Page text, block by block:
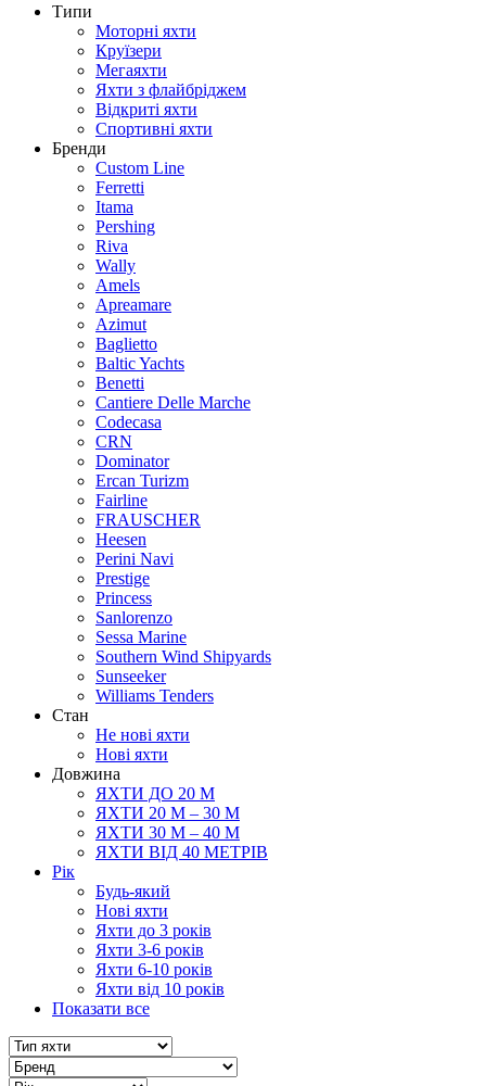
Типи
Моторні яхти
Круїзери
Мегаяхти
Яхти з флайбріджем
Відкриті яхти
Спортивні яхти
Бренди
Custom Line
Ferretti
Itama
Pershing
Riva
Wally
Amels
Apreamare
Azimut
Baglietto
Baltic Yachts
Benetti
Сantiere Delle Marche
Codecasa
CRN
Dominator
Ercan Turizm
Fairline
FRAUSCHER
Heesen
Perini Navi
Prestige
Princess
Sanlorenzo
Sessa Marine
Southern Wind Shipyards
Sunseeker
Williams Tenders
Cтан
Не нові яхти
Нові яхти
Довжина
ЯХТИ ДО 20 М
ЯХТИ 20 М – 30 М
ЯХТИ 30 М – 40 М
ЯХТИ ВІД 40 МЕТРІВ
Рік
Будь-який
Нові яхти
Яхти до 3 років
Яхти 3-6 рокiв
Яхти 6-10 рокiв
Яхти від 10 років
Показати все